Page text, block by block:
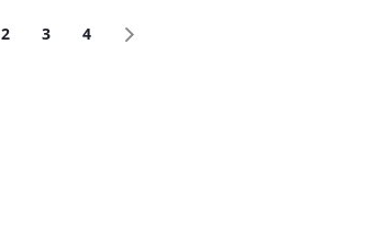
2 3 4